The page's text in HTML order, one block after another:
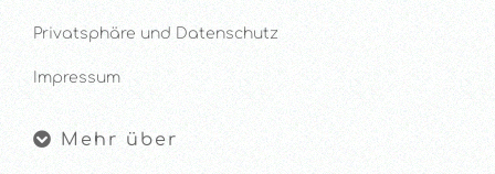
Privatsphäre und Datenschutz
Impressum
Mehr über